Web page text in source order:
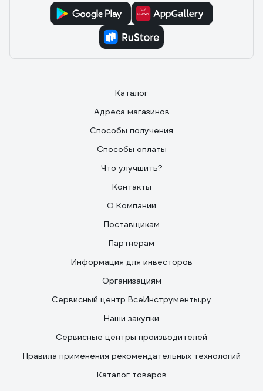
Каталог
Адреса магазинов
Способы получения
Способы оплаты
Что улучшить?
Контакты
О Компании
Поставщикам
Партнерам
Информация для инвесторов
Организациям
Сервисный центр ВсеИнструменты.ру
Наши закупки
Сервисные центры производителей
Правила применения рекомендательных технологий
Каталог товаров